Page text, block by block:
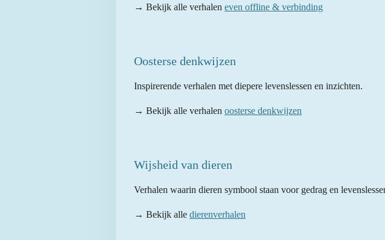
→ Bekijk alle verhalen even offline & verbinding
Oosterse denkwijzen
Inspirerende verhalen met diepere levenslessen en inzichten.
→ Bekijk alle verhalen oosterse denkwijzen
Wijsheid van dieren
Verhalen waarin dieren symbool staan voor gedrag en
→ Bekijk alle dierenverhalen